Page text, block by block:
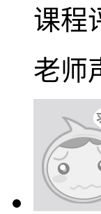
课程
老师